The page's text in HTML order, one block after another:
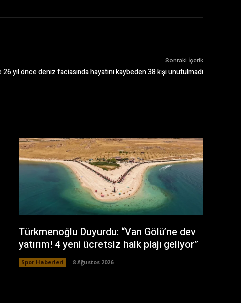
Sonraki İçerik
26 yıl önce deniz faciasında hayatını kaybeden 38 kişi unutulmadı
Türkmenoğlu Duyurdu: “Van Gölü’ne dev
yatırım! 4 yeni ücretsiz halk plajı geliyor”
Spor Haberleri 8 Ağustos 2026